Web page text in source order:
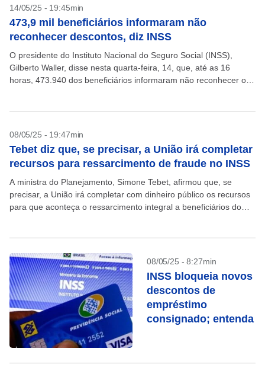
14/05/25 - 19:45min
473,9 mil beneficiários informaram não
reconhecer descontos, diz INSS
O presidente do Instituto Nacional do Seguro Social (INSS),
Gilberto Waller, disse nesta quarta-feira, 14, que, até as 16
horas, 473.940 dos beneficiários informaram não reconhecer os
08/05/25 - 19:47min
Tebet diz que, se precisar, a União irá completar
recursos para ressarcimento de fraude no INSS
A ministra do Planejamento, Simone Tebet, afirmou que, se
precisar, a União irá completar com dinheiro público os recursos
para que aconteça o ressarcimento integral a beneficiários do
08/05/25 - 8:27min
INSS bloqueia novos
descontos de
empréstimo
consignado; entenda